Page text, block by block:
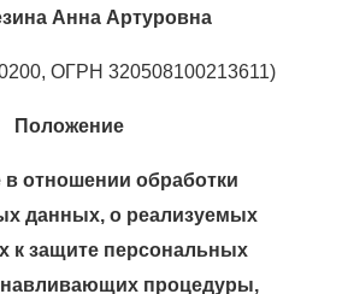
Анна Артуровна
ОГРН 320508100213611)
Положение
в отношении обработки
данных, о реализуемых
к защите персональных
процедуры,